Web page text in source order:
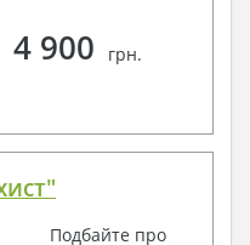
4 900 грн.
Подбайте про